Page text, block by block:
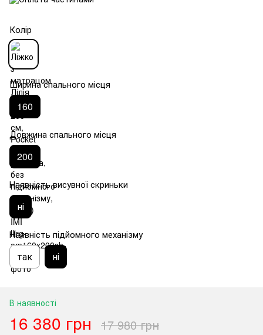
Колір
Ширина спального місця
160
Довжина спального місця
200
Наявність висувної скриньки
ні
Наявність підйомного механізму
так ні
В наявності
16 380 грн 17 980 грн